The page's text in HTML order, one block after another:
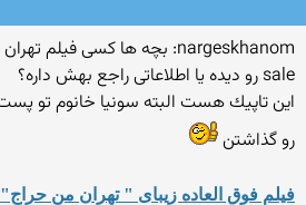
sale‏ رو دیده یا اطلاعاتی راجع بهش داره؟
این تاپیك هست البته سونیا خانوم تو
رو گذاشتن
فیلم فوق العاده زیبای " تهران من حراج"